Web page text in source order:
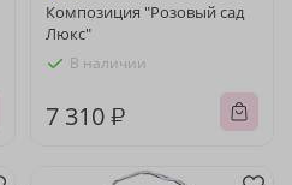
Композиция "Розовый сад
Люкс"
В наличии
7 310 ₽